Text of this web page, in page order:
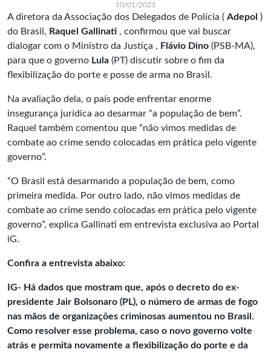
10/01/2023
A diretora da Associação dos Delegados de Polícia ( Adepol )
do Brasil, Raquel Gallinati , confirmou que vai buscar
dialogar com o Ministro da Justiça , Flávio Dino (PSB-MA),
para que o governo Lula (PT) discutir sobre o fim da
flexibilização do porte e posse de arma no Brasil.
Na avaliação dela, o país pode enfrentar enorme
insegurança jurídica ao desarmar “a população de bem”.
Raquel também comentou que “não vimos medidas de
combate ao crime sendo colocadas em prática pelo vigente
governo”.
“O Brasil está desarmando a população de bem, como
primeira medida. Por outro lado, não vimos medidas de
combate ao crime sendo colocadas em prática pelo vigente
governo”, explica Gallinati em entrevista exclusiva ao Portal
iG.
Confira a entrevista abaixo:
IG- Há dados que mostram que, após o decreto do ex-
presidente Jair Bolsonaro (PL), o número de armas de fogo
nas mãos de organizações criminosas aumentou no Brasil.
Como resolver esse problema, caso o novo governo volte
atrás e permita novamente a flexibilização do porte e da